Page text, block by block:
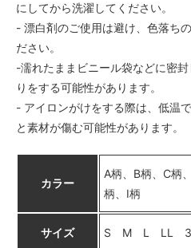
にしてから洗濯してください。
- 漂白剤のご使用は避け、色落ち
ださい。
-濡れたままビニール袋などに密
りをする可能性があります。
- アイロンがけをする際は、低温
と素材が傷む可能性があります。
カラー
A柄、B柄、C柄
柄、I柄
サイズ S M L LL